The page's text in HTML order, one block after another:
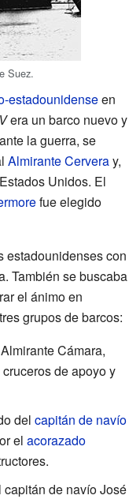
Suez.
estadounidenseen
era un barco nuevo y
la guerra, se
Almirante Cerveray,
Unidos. El
fue elegido
estadounidenses con
También se buscaba
el ánimo en
grupos de barcos:
Cámara,
de apoyo y
del capitán de navío
el acorazado
de navío José